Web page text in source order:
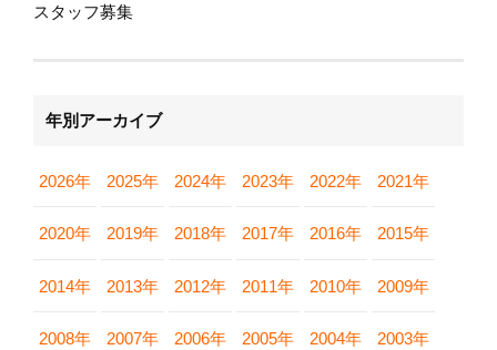
スタッフ募集
年別アーカイブ
2026年 2025年 2024年 2023年 2022年 2021年
2020年 2019年 2018年 2017年 2016年 2015年
2014年 2013年 2012年 2011年 2010年 2009年
2008年 2007年 2006年 2005年 2004年 2003年